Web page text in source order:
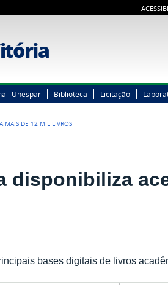
Unespar Biblioteca Licitação
MAIS DE 12 MIL LIVROS
disponibiliza
bases digitais de livros